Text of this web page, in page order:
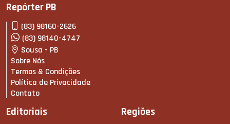
Repórter PB
(83) 98160-2626
(83) 98140-4747
Sousa - PB
Sobre Nós
Termos & Condições
Política de Privacidade
Contato
Editoriais Regiões